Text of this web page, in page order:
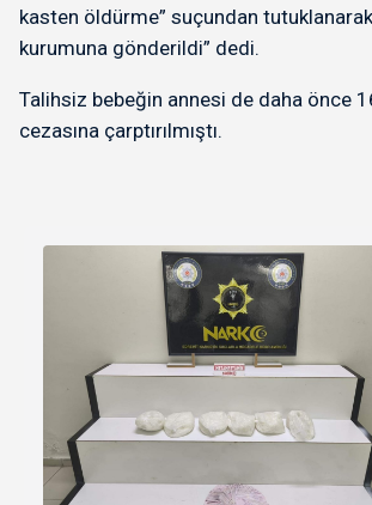
kasten öldürme” suçundan
kurumuna gönderildi” dedi.
Talihsiz bebeğin annesi de daha önce
cezasına çarptırılmıştı.